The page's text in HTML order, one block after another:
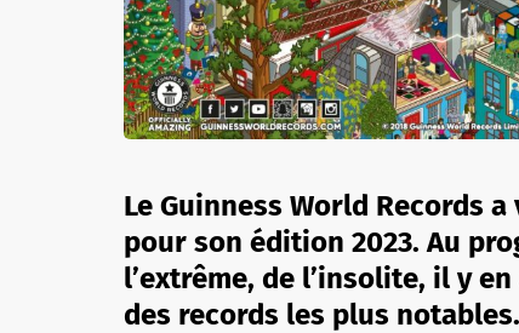
Le Guinness World Records
pour son édition 2023. Au
l’extrême, de l’insolite, il y
des records les plus notables.